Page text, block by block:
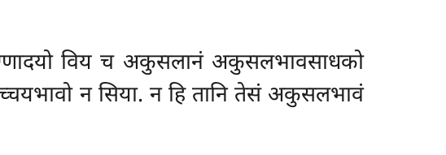
विय च अकुसलानं अकुसलभावसाधको
न सिया. न हि तानि तेसं अकुसलभावं